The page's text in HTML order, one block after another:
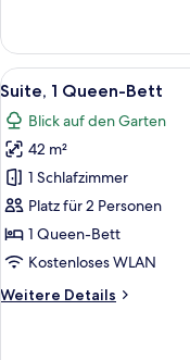
Alle
Fotos
für
Suite,
Queen-
Bett
anzeigen
11
Suite, 1 Queen-Bett
Blick auf den Garten
42 m²
1 Schlafzimmer
Platz für 2 Personen
1 Queen-Bett
Kostenloses WLAN
Weitere Details
Weitere